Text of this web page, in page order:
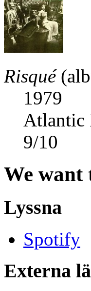
Risqué
1979
Atlantic
9/10
We want
Lyssna
Spotify
Externa